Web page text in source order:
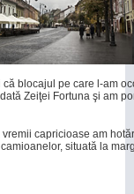
blocajul pe care l-am
Zeiţei Fortuna şi am
capricioase am
situată la